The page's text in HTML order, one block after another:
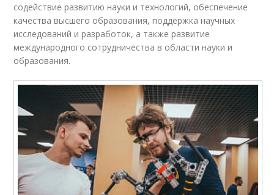
содействие развитию науки и технологий, обеспечение
качества высшего образования, поддержка научных
исследований и разработок, а также развитие
международного сотрудничества в области науки и
образования.